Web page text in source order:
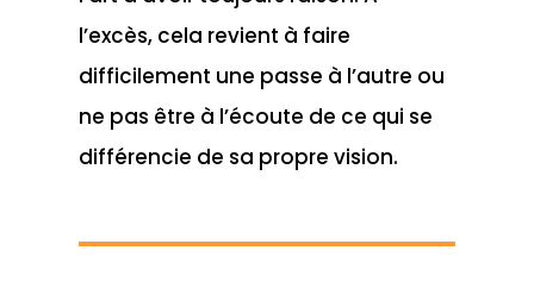
l’excès, cela revient à faire
difficilement une passe à l’autre ou
ne pas être à l’écoute de ce qui se
différencie de sa propre vision.